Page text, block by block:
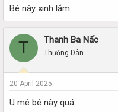
Bé này xinh lắm
T Thanh Ba Nấc
Thường Dân
20 April 2025
U mê bé này quá